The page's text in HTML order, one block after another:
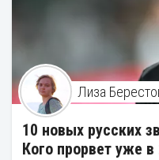
Лиза
10 новых русских
Кого прорвет уже